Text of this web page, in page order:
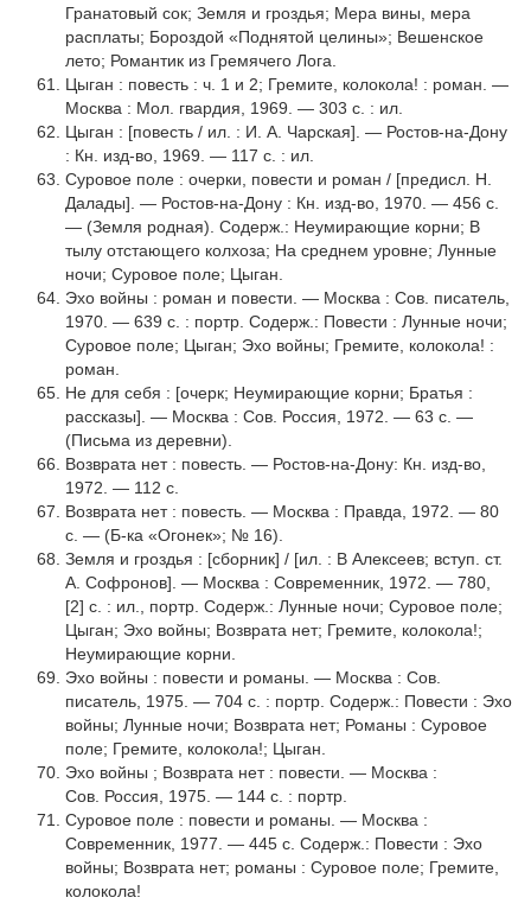
Гранатовый сок; Земля и гроздья; Мера вины, мера
расплаты; Бороздой «Поднятой целины»; Вешенское
лето; Романтик из Гремячего Лога.
Цыган : повесть : ч. 1 и 2; Гремите, колокола! : роман. —
Москва : Мол. гвардия, 1969. — 303 с. : ил.
Цыган : [повесть / ил. : И. А. Чарская]. — Ростов-на-Дону
: Кн. изд-во, 1969. — 117 с. : ил.
Суровое поле : очерки, повести и роман / [предисл. Н.
Далады]. — Ростов-на-Дону : Кн. изд-во, 1970. — 456 с.
— (Земля родная). Содерж.: Неумирающие корни; В
тылу отстающего колхоза; На среднем уровне; Лунные
ночи; Суровое поле; Цыган.
Эхо войны : роман и повести. — Москва : Сов. писатель,
1970. — 639 с. : портр. Содерж.: Повести : Лунные ночи;
Суровое поле; Цыган; Эхо войны; Греми­те, колокола! :
роман.
Не для себя : [очерк; Неумирающие корни; Братья :
рассказы]. — Москва : Сов. Россия, 1972. — 63 с. —
(Письма из деревни).
Возврата нет : повесть. — Ростов-на-Дону: Кн. изд-во,
1972. — 112 с.
Возврата нет : повесть. — Москва : Правда, 1972. — 80
с. — (Б-ка «Огонек»; № 16).
Земля и гроздья : [сборник] / [ил. : В Алексеев; вступ. ст.
А. Софронов]. — Москва : Современник, 1972. — 780,
[2] с. : ил., портр. Содерж.: Лунные ночи; Суровое поле;
Цыган; Эхо войны; Возврата нет; Гремите, колокола!;
Неумирающие корни.
Эхо войны : повести и романы. — Москва : Сов.
писатель, 1975. — 704 с. : портр. Содерж.: Повести : Эхо
войны; Лунные ночи; Возврата нет; Романы : Суро­вое
поле; Гремите, колокола!; Цыган.
Эхо войны ; Возврата нет : повести. — Москва :
Сов. Россия, 1975. — 144 с. : портр.
Суровое поле : повести и романы. — Москва :
Современник, 1977. — 445 с. Содерж.: Повести : Эхо
войны; Возврата нет; романы : Суровое поле; Гре­мите,
колокола!